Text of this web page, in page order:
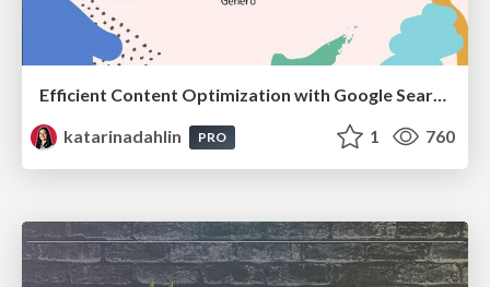
Efficient Content Optimization with Google Search Console & Apps Script
katarinadahlin
PRO 1 760